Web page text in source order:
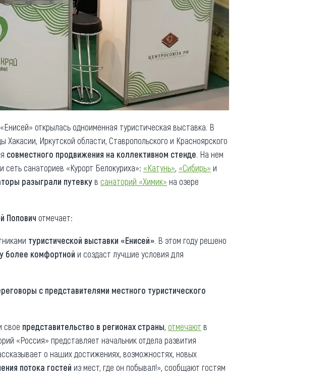
«Енисей» открылась одноименная туристическая выставка. В
Хакасии, Иркутской области, Ставропольского и Красноярского
совместного продвижения на коллективном стенде. На нем
сеть санаториев «Курорт Белокуриха»: «Катунь», «Сибирь» и
разыграли путевкув санаторий «Химик» на озере
Попович отмечает:
туристической выставки «Енисей». В этом году решено
более комфортной и создаст лучшие условия для
с представителями местного туристического
свое представительство в регионах страны, отмечают в
«Россия» представляет начальник отдела развития
о наших достижениях, возможностях, новых
потока гостей из мест, где он побывал!», сообщают гостям